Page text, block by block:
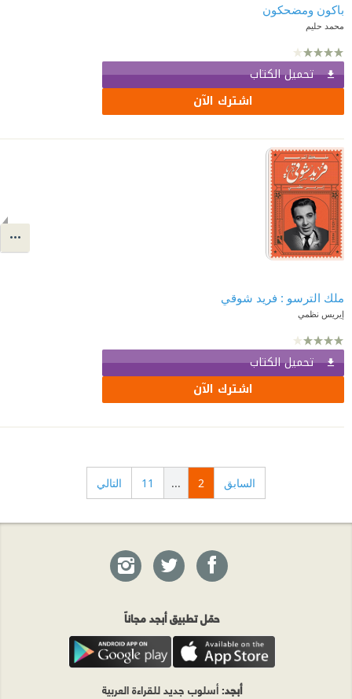
باكون ومضحكون
محمد حليم
تحميل الكتاب
اشترك الآن
ملك الترسو : فريد شوقي
إيريس نظمي
تحميل الكتاب
اشترك الآن
السابق 2
...
11 التالي
حمّل تطبيق أبجد مجاناً
أبجد: أسلوب جديد للقراءة العربية